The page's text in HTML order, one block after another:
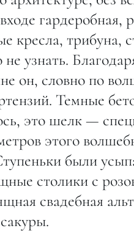
гардеробная,
кресла,
узнать.
словно по
Темные
это шелк —
этого
были
столики с
свадебная